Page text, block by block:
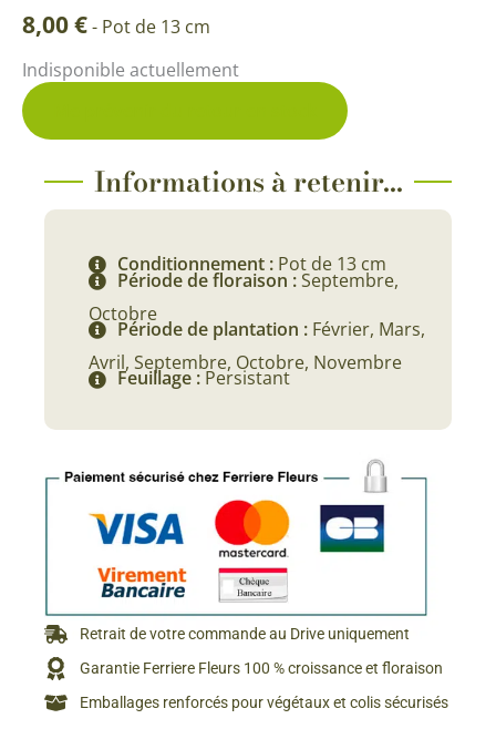
8,00€- Pot de 13 cm
Indisponible actuellement
Informations à retenir...
Conditionnement : Pot de 13 cm
Période de floraison :Septembre,
Octobre
Période de plantation : Février, Mars,
Avril, Septembre, Octobre, Novembre
Feuillage : Persistant
Retrait de votre commande au Drive uniquement
Garantie Ferriere Fleurs 100 % croissance et floraison
Emballages renforcés pour végétaux et colis sécurisés